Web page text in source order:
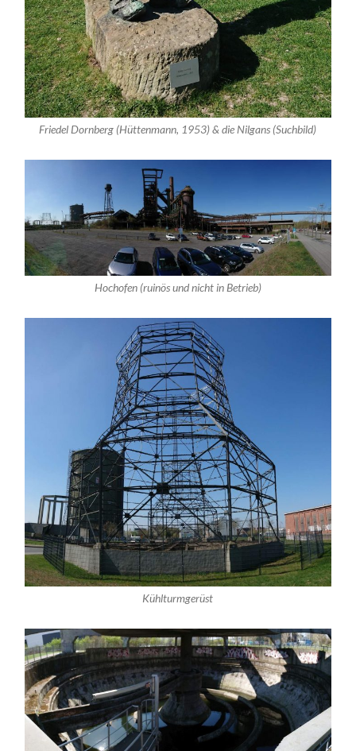
Friedel Dornberg (Hüttenmann, 1953) & die Nilgans (Suchbild)
Hochofen (ruinös und nicht in Betrieb)
Kühlturmgerüst